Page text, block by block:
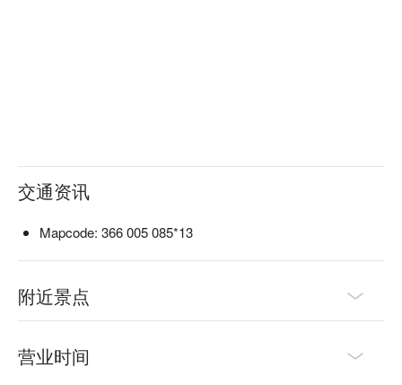
交通资讯
Mapcode: 366 005 085*13
附近景点
营业时间